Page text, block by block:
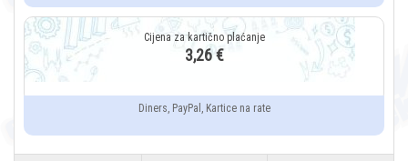
3,26 €
Diners, PayPal, Kartice na rate